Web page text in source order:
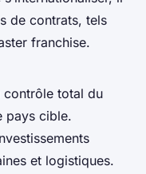
de contrats, tels
franchise.
contrôle total du
pays cible.
et logistiques.